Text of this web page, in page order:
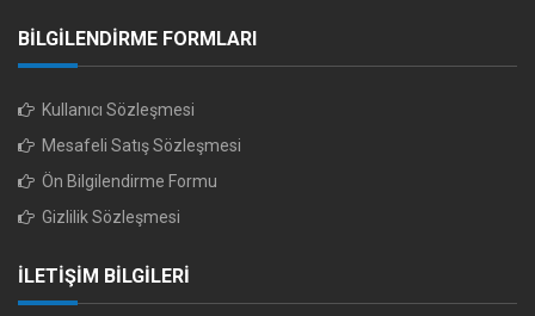
BİLGİLENDİRME FORMLARI
Kullanıcı Sözleşmesi
Mesafeli Satış Sözleşmesi
Ön Bilgilendirme Formu
Gizlilik Sözleşmesi
İLETİŞİM BİLGİLERİ